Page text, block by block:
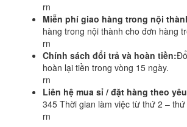
rn
Miễn phí giao hàng trong nội
hàng trong nội thành cho đơn hàng
rn
Chính sách đổi trả và hoàn tiền:
hoàn lại tiền trong vòng 15 ngày.
rn
Liên hệ mua sỉ / đặt hàng theo
345 Thời gian làm việc từ thứ 2 –
rn